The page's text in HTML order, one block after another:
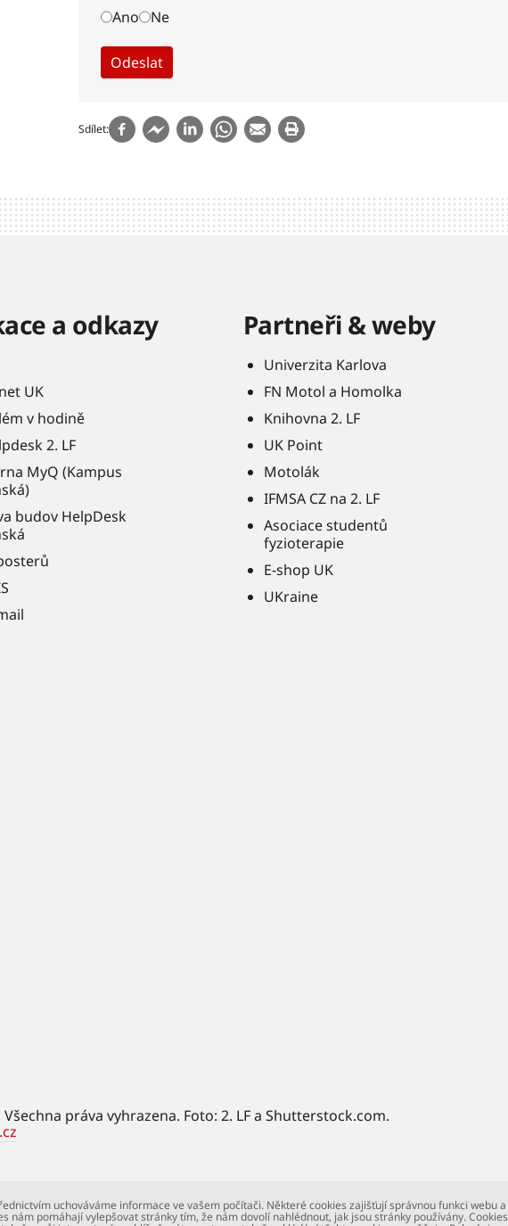
Ano
Ne
Sdílet
a odkazy
UK
v hodině
2. LF
MyQ (Kampus
budov HelpDesk
Partneři & weby
Univerzita Karlova
FN Motol a Homolka
Knihovna 2. LF
UK Point
Motolák
IFMSA CZ na 2. LF
Asociace studentů
fyzioterapie
E-shop UK
UKraine
práva vyhrazena. Foto: 2. LF a Shutterstock.com.
uchováváme informace ve vašem počítači. Některé cookies zajišťují správnou funkci webu a
nám pomáhají vylepšovat stránky tím, že nám dovolí nahlédnout, jak jsou stránky používány. Cookies